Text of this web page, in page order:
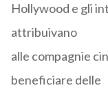
Hollywood e gli
attribuivano
alle compagnie
beneficiare delle